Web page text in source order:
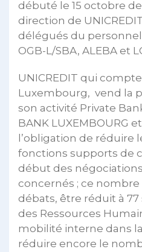
débuté le 15 octobre
direction de
délégués du
OGB-L/SBA, ALEBA et
UNICREDIT qui
Luxembourg, vend la
son activité Private
BANK LUXEMBOURG
l’obligation de réduire
fonctions supports de
début des
concernés ; ce
débats, être réduit à 77
des Ressources
mobilité interne dans
réduire encore le